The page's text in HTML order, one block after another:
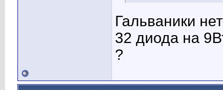
Гальваники
32 диода на
?